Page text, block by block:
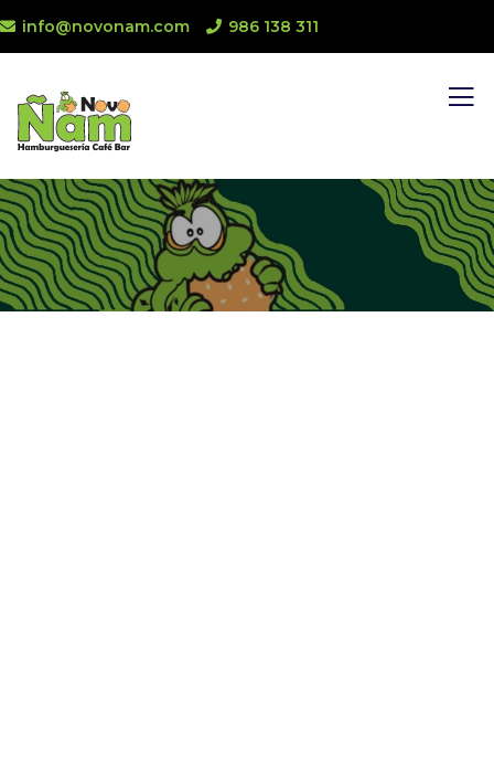
info@novonam.com 986 138 311